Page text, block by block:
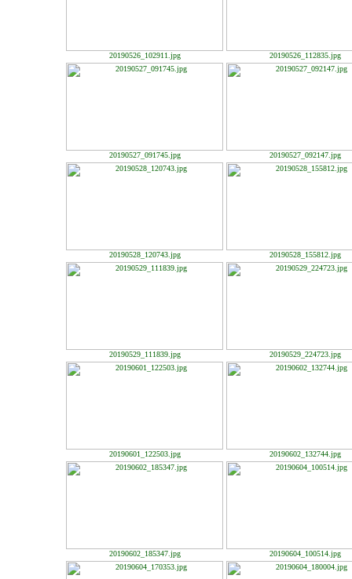
20190526_102911.jpg 20190526_112835.jpg
20190527_091745.jpg 20190527_092147.jpg
20190528_120743.jpg 20190528_155812.jpg
20190529_111839.jpg 20190529_224723.jpg
20190601_122503.jpg 20190602_132744.jpg
20190602_185347.jpg 20190604_100514.jpg